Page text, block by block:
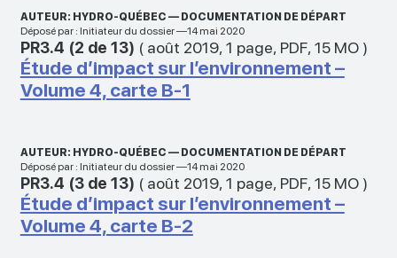
AUTEUR: HYDRO-QUÉBEC — DOCUMENTATION DE DÉPART
Déposé par : Initiateur du dossier —14 mai 2020
PR3.4 (2 de 13) ( août 2019, 1 page, PDF, 15 MO)
Étude d’impact sur l’environnement –
Volume 4, carte B-1
AUTEUR: HYDRO-QUÉBEC — DOCUMENTATION DE DÉPART
Déposé par : Initiateur du dossier —14 mai 2020
PR3.4 (3 de 13) ( août 2019, 1 page, PDF, 15 MO)
Étude d’impact sur l’environnement –
Volume 4, carte B-2